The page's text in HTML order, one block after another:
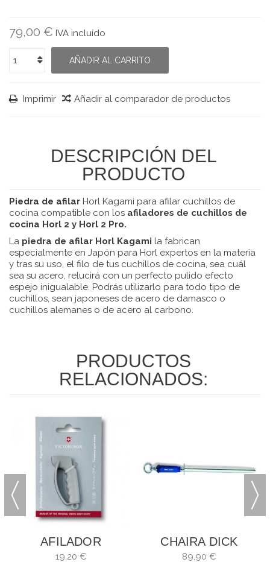
79,00 € IVA incluído
AÑADIR AL CARRITO
Imprimir Añadir al comparador de productos
DESCRIPCIÓN DEL
PRODUCTO
Piedra de afilar Horl Kagami para afilar cuchillos de
cocina compatible con los afiladores de cuchillos de
cocina Horl 2 y Horl 2 Pro.
La piedra de afilar Horl Kagami la fabrican
especialmente en Japón para Horl expertos en la materia
y tras su uso, el filo de tus cuchillos de cocina, sea cuál
sea su acero, relucirá con un perfecto pulido efecto
espejo inigualable. Podrás utilizarlo para todo tipo de
cuchillos, sean japoneses de acero de damasco o
cuchillos alemanes o de acero al carbono.
PRODUCTOS
RELACIONADOS:
AFILADOR
VICTORINOX DE
19,20 €
CHAIRA DICK
POLISH OVALADA
89,90 €